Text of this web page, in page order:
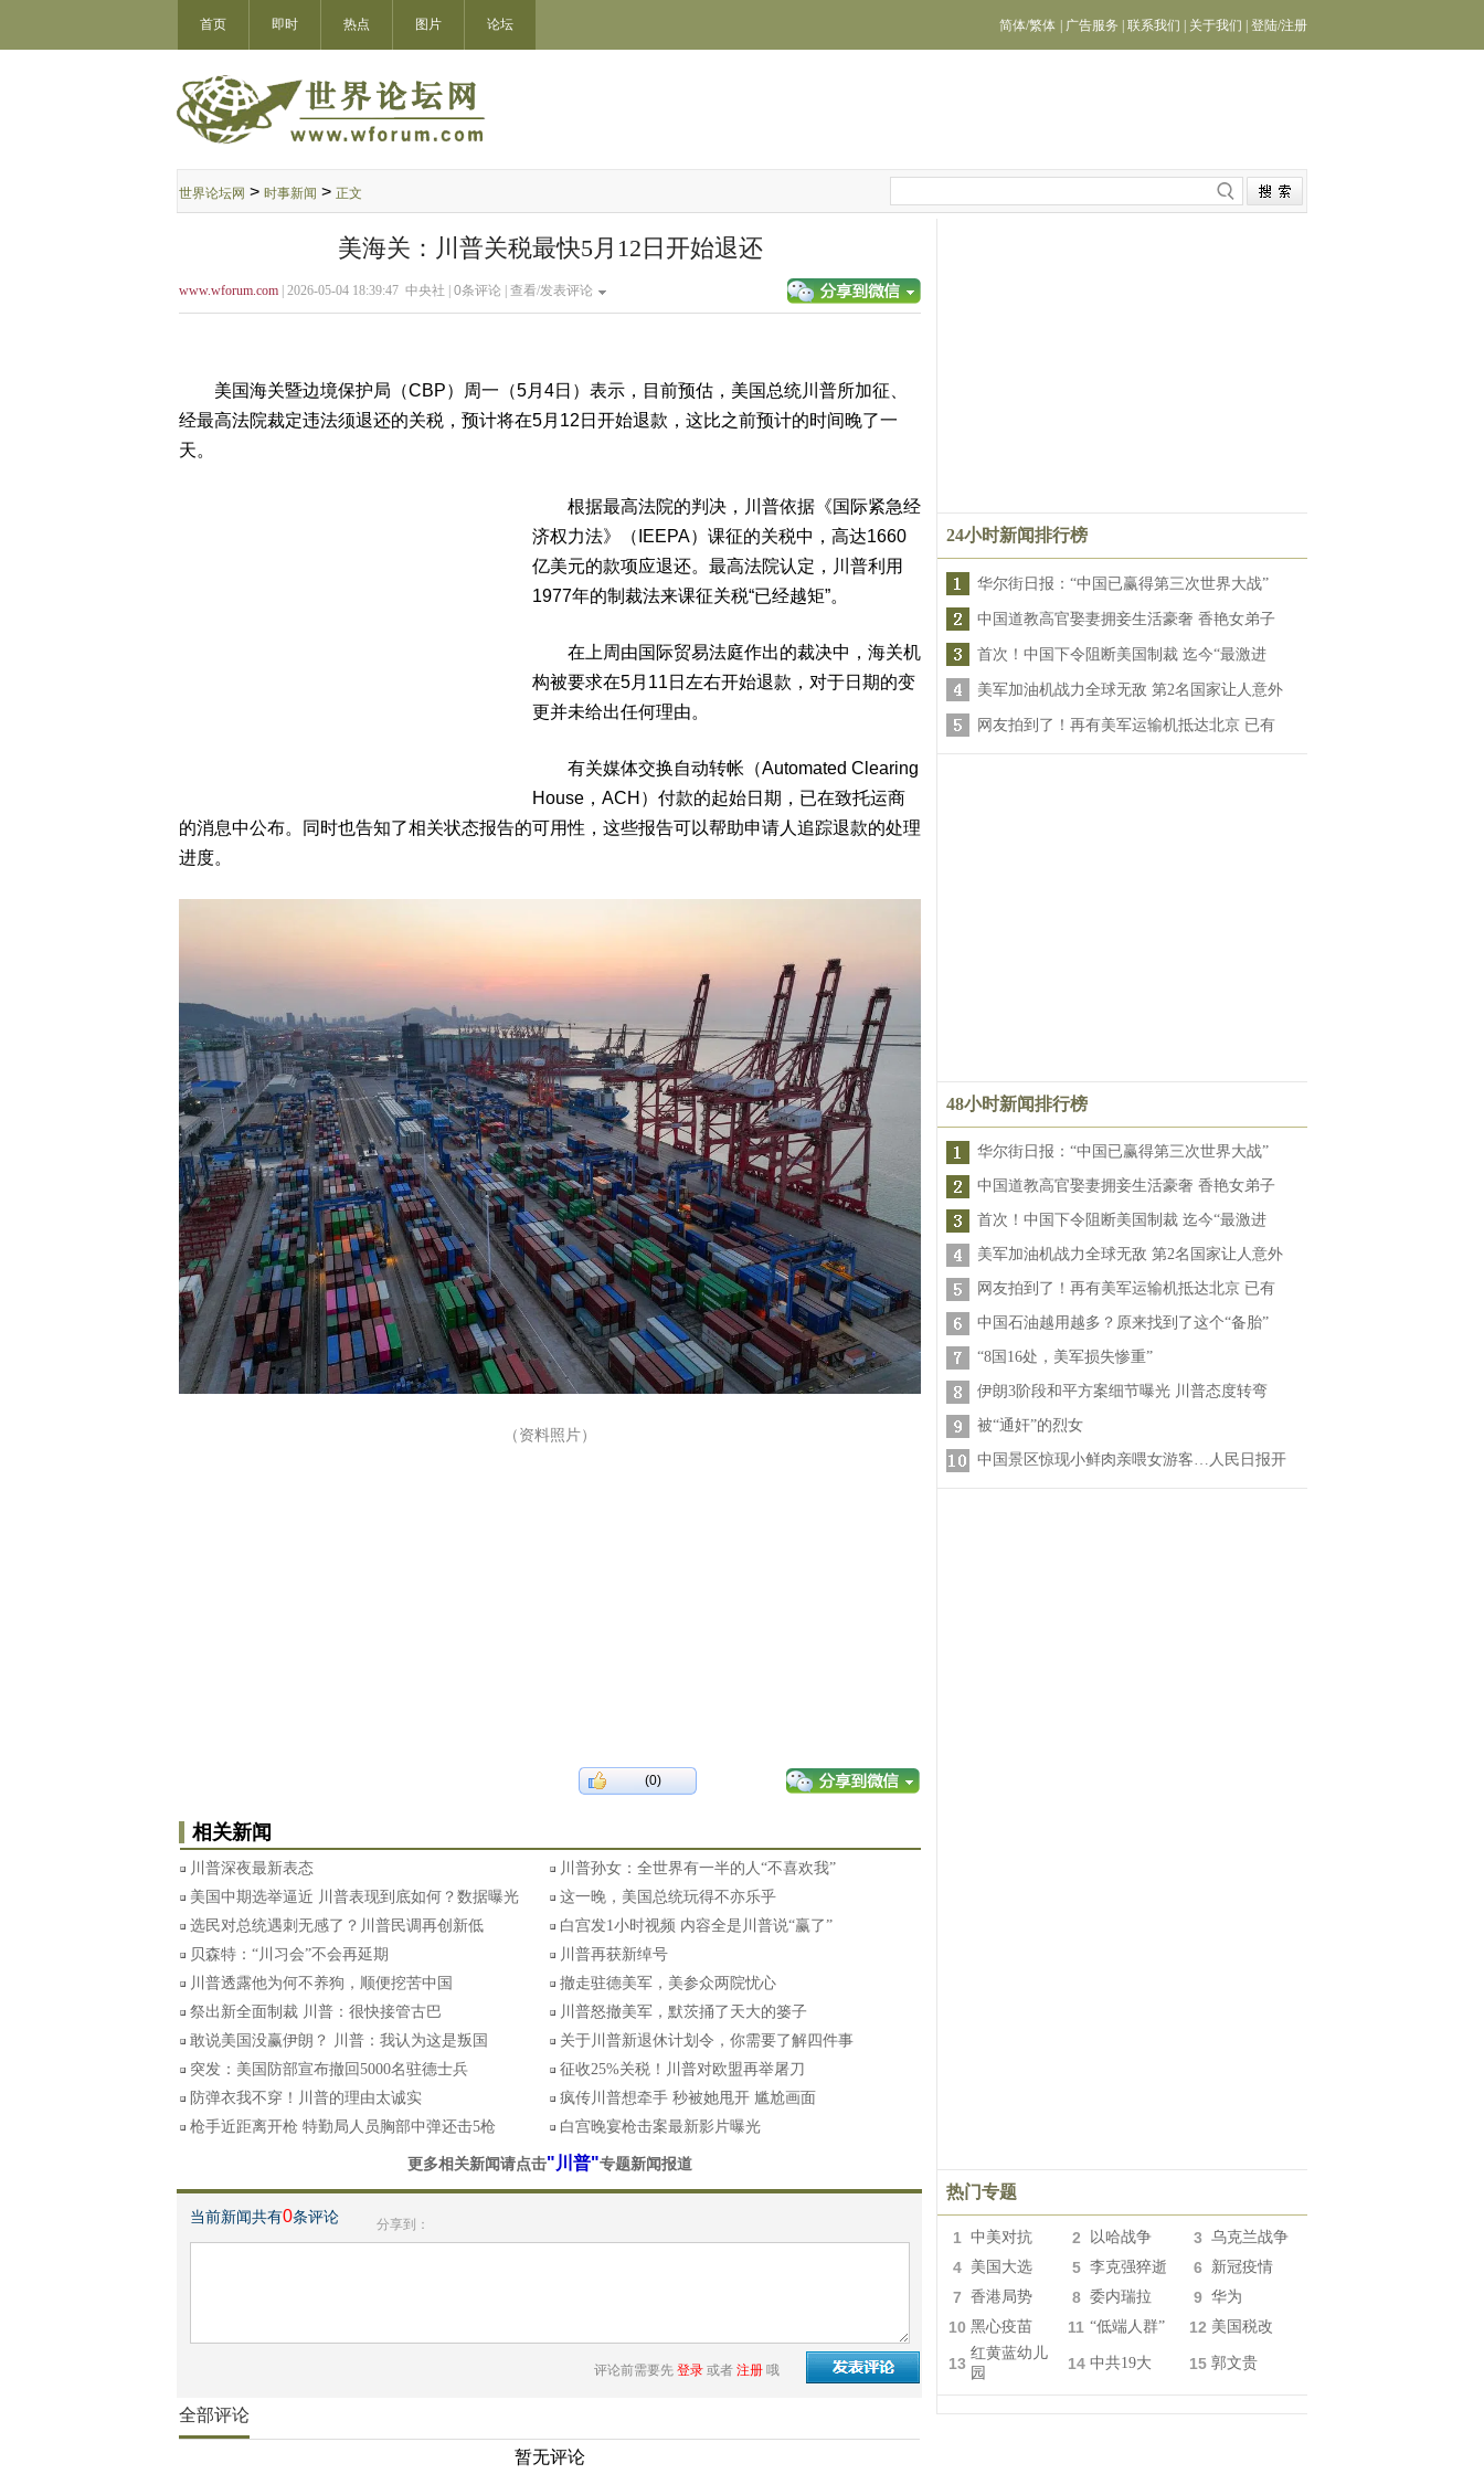
首页 即时 热点 图片 论坛 简体/繁体 广告服务 联系我们 关于我们 登陆/注册
世界论坛网 > 时事新闻 > 正文
美海关：川普关税最快5月12日开始退还
www.wforum.com | 2026-05-04 18:39:47 中央社 | 0条评论 | 查看/发表评论
美国海关暨边境保护局（CBP）周一（5月4日）表示，目前预估，美国总统川普所加征、
经最高法院裁定违法须退还的关税，预计将在5月12日开始退款，这比之前预计的时间晚了一
天。
根据最高法院的判决，川普依据《国际紧急经
济权力法》（IEEPA）课征的关税中，高达1660
亿美元的款项应退还。最高法院认定，川普利用
1977年的制裁法来课征关税“已经越矩”。
在上周由国际贸易法庭作出的裁决中，海关机
构被要求在5月11日左右开始退款，对于日期的变
更并未给出任何理由。
有关媒体交换自动转帐（Automated Clearing
House，ACH）付款的起始日期，已在致托运商
的消息中公布。同时也告知了相关状态报告的可用性，这些报告可以帮助申请人追踪退款的处理
进度。
（资料照片）
(0)
相关新闻
川普深夜最新表态
川普孙女：全世界有一半的人“不喜欢我”
美国中期选举逼近 川普表现到底如何？数据曝光
这一晚，美国总统玩得不亦乐乎
选民对总统遇刺无感了？川普民调再创新低
白宫发1小时视频 内容全是川普说“赢了”
贝森特：“川习会”不会再延期
川普再获新绰号
川普透露他为何不养狗，顺便挖苦中国
撤走驻德美军，美参众两院忧心
祭出新全面制裁 川普：很快接管古巴
川普怒撤美军，默茨捅了天大的篓子
敢说美国没赢伊朗？ 川普：我认为这是叛国
关于川普新退休计划令，你需要了解四件事
突发：美国防部宣布撤回5000名驻德士兵
征收25%关税！川普对欧盟再举屠刀
防弹衣我不穿！川普的理由太诚实
疯传川普想牵手 秒被她甩开 尴尬画面
枪手近距离开枪 特勤局人员胸部中弹还击5枪
白宫晚宴枪击案最新影片曝光
更多相关新闻请点击"川普"专题新闻报道
当前新闻共有0条评论 分享到：
评论前需要先 登录 或者 注册 哦
全部评论
暂无评论
24小时新闻排行榜
华尔街日报：“中国已赢得第三次世界大战”
中国道教高官娶妻拥妾生活豪奢 香艳女弟子
首次！中国下令阻断美国制裁 迄今“最激进
美军加油机战力全球无敌 第2名国家让人意外
网友拍到了！再有美军运输机抵达北京 已有
48小时新闻排行榜
华尔街日报：“中国已赢得第三次世界大战”
中国道教高官娶妻拥妾生活豪奢 香艳女弟子
首次！中国下令阻断美国制裁 迄今“最激进
美军加油机战力全球无敌 第2名国家让人意外
网友拍到了！再有美军运输机抵达北京 已有
中国石油越用越多？原来找到了这个“备胎”
“8国16处，美军损失惨重”
伊朗3阶段和平方案细节曝光 川普态度转弯
被“通奸”的烈女
中国景区惊现小鲜肉亲喂女游客…人民日报开
热门专题
1 中美对抗 2 以哈战争 3 乌克兰战争
4 美国大选 5 李克强猝逝 6 新冠疫情
7 香港局势 8 委内瑞拉 9 华为
10 黑心疫苗 11 “低端人群” 12 美国税改
13
红黄蓝幼儿
园
14 中共19大 15 郭文贵